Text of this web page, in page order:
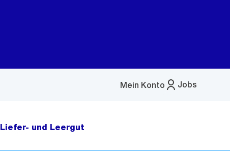
Jobs
Mein Konto
Menü
Liefer- und Leergut